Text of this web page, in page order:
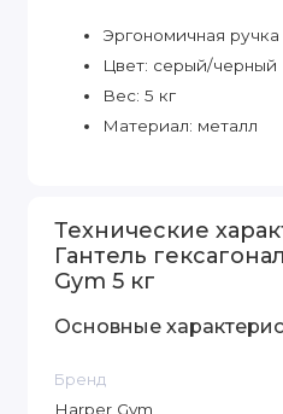
Эргономичная ручка
Цвет: серый/черный
Вес: 5 кг
Материал: металл
Технические
Гантель
Gym 5 кг
Основные
Бренд
Harper Gym